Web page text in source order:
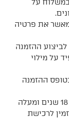
על
את פרטיה
ההזמנה
על מילוי
ההזמנה
לרכישת